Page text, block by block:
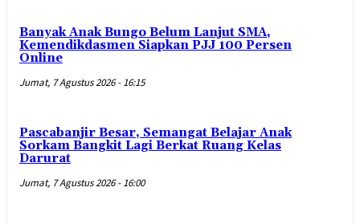
Banyak Anak Bungo Belum Lanjut SMA,
Kemendikdasmen Siapkan PJJ 100 Persen
Online
Jumat, 7 Agustus 2026 - 16:15
Pascabanjir Besar, Semangat Belajar Anak
Sorkam Bangkit Lagi Berkat Ruang Kelas
Darurat
Jumat, 7 Agustus 2026 - 16:00